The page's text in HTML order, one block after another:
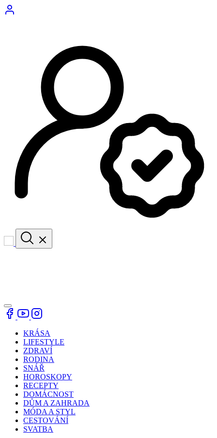
KRÁSA
LIFESTYLE
ZDRAVÍ
RODINA
SNÁŘ
HOROSKOPY
RECEPTY
DOMÁCNOST
DŮM A ZAHRADA
MÓDA A STYL
CESTOVÁNÍ
SVATBA